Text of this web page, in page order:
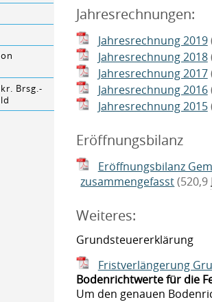
Brsg.-
Jahresrechnungen:
Jahresrechnung 2019
Jahresrechnung 2018
Jahresrechnung 2017
Jahresrechnung 2016
Jahresrechnung 2015
Eröffnungsbilanz
Eröffnungsbilanz
zusammengefasst(520,9
Weiteres:
Grundsteuererklärung
Fristverlängerung
Bodenrichtwerte für die
Um den genauen